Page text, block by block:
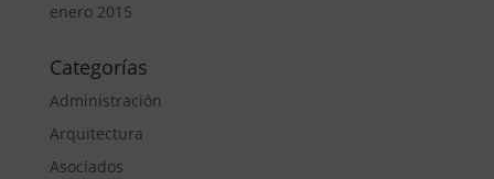
enero 2015
Categorías
Administración
Arquitectura
Asociados